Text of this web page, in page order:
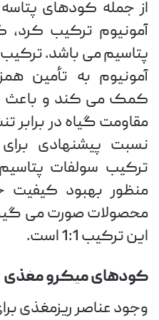
از جمله کودهای
آمونیوم ترکیب کرد،
پتاسیم می باشد.
آمونیوم به تأمین
کمک می کند و باعث
مقاومت گیاه در
ترکیب سولفات
منظور بهبود کیفیت
محصولات صورت می
این ترکیب 1:1 است.
کودهای میکرو مغذی
وجود عناصر ریزمغذی